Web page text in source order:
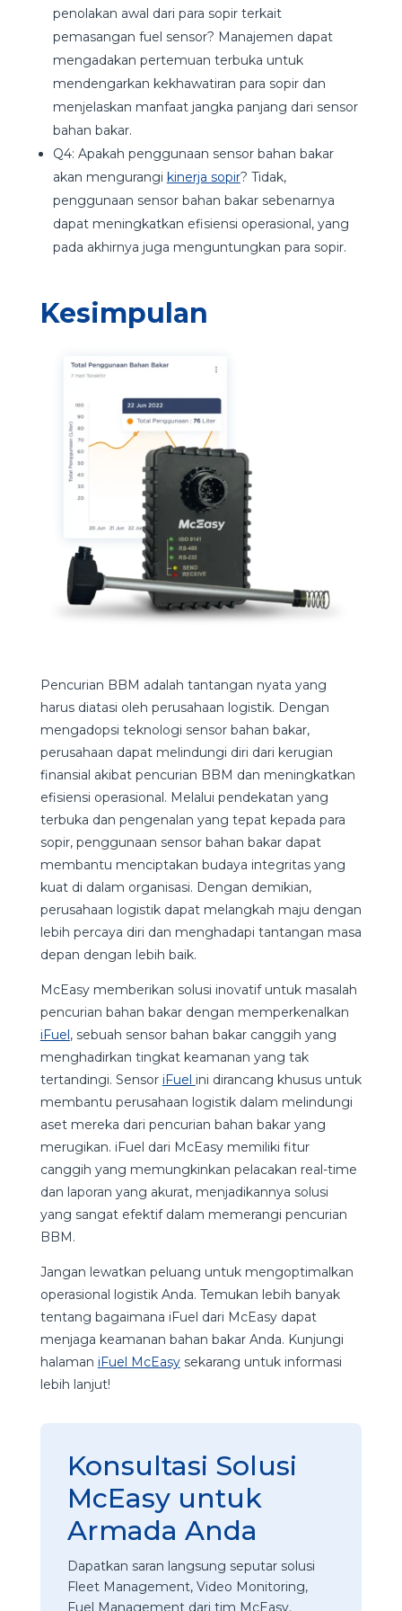
penolakan awal dari para sopir terkait
pemasangan fuel sensor? Manajemen dapat
mengadakan pertemuan terbuka untuk
mendengarkan kekhawatiran para sopir dan
menjelaskan manfaat jangka panjang dari sensor
bahan bakar.
Q4: Apakah penggunaan sensor bahan bakar
akan mengurangi kinerja sopir? Tidak,
penggunaan sensor bahan bakar sebenarnya
dapat meningkatkan efisiensi operasional, yang
pada akhirnya juga menguntungkan para sopir.
Kesimpulan
Pencurian BBM adalah tantangan nyata yang
harus diatasi oleh perusahaan logistik. Dengan
mengadopsi teknologi sensor bahan bakar,
perusahaan dapat melindungi diri dari kerugian
finansial akibat pencurian BBM dan meningkatkan
efisiensi operasional. Melalui pendekatan yang
terbuka dan pengenalan yang tepat kepada para
sopir, penggunaan sensor bahan bakar dapat
membantu menciptakan budaya integritas yang
kuat di dalam organisasi. Dengan demikian,
perusahaan logistik dapat melangkah maju dengan
lebih percaya diri dan menghadapi tantangan masa
depan dengan lebih baik.
McEasy memberikan solusi inovatif untuk masalah
pencurian bahan bakar dengan memperkenalkan
iFuel, sebuah sensor bahan bakar canggih yang
menghadirkan tingkat keamanan yang tak
tertandingi. Sensor iFuel ini dirancang khusus untuk
membantu perusahaan logistik dalam melindungi
aset mereka dari pencurian bahan bakar yang
merugikan. iFuel dari McEasy memiliki fitur
canggih yang memungkinkan pelacakan real-time
dan laporan yang akurat, menjadikannya solusi
yang sangat efektif dalam memerangi pencurian
BBM.
Jangan lewatkan peluang untuk mengoptimalkan
operasional logistik Anda. Temukan lebih banyak
tentang bagaimana iFuel dari McEasy dapat
menjaga keamanan bahan bakar Anda. Kunjungi
halaman iFuel McEasysekarang untuk informasi
lebih lanjut!
Konsultasi Solusi
McEasy untuk
Armada Anda
Dapatkan saran langsung seputar solusi
Fleet Management, Video Monitoring,
Fuel Management dari tim McEasy.